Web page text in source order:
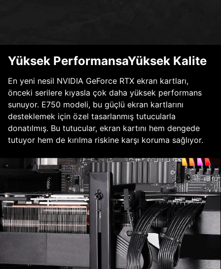
Yüksek PerformansaYüksek Kalite
En yeni nesil NVIDIA GeForce RTX ekran kartları,
önceki serilere kıyasla çok daha yüksek performans
sunuyor. E750 modeli, bu güçlü ekran kartlarını
desteklemek için özel tasarlanmış tutucularla
donatılmış. Bu tutucular, ekran kartını hem dengede
tutuyor hem de kırılma riskine karşı koruma sağlıyor.